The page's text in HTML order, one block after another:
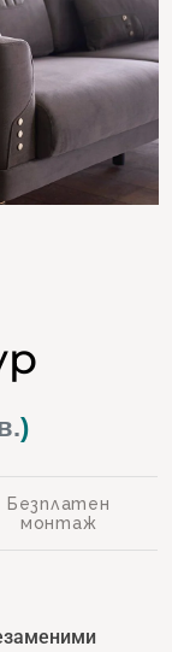
)
Безплатен
монтаж